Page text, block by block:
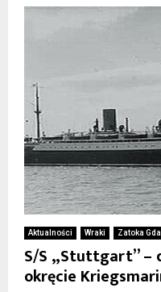
Aktualności Wraki Zatoka
S/S „Stuttgart” –
okręcie